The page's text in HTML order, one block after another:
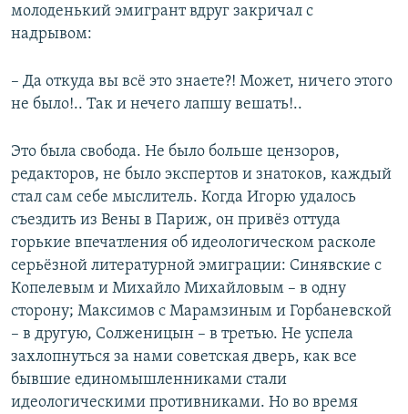
молоденький эмигрант вдруг закричал с
надрывом:
– Да откуда вы всё это знаете?! Может, ничего этого
не было!.. Так и нечего лапшу вешать!..
Это была свобода. Не было больше цензоров,
редакторов, не было экспертов и знатоков, каждый
стал сам себе мыслитель. Когда Игорю удалось
съездить из Вены в Париж, он привёз оттуда
горькие впечатления об идеологическом расколе
серьёзной литературной эмиграции: Синявские с
Копелевым и Михайло Михайловым – в одну
сторону; Максимов с Марамзиным и Горбаневской
– в другую, Солженицын – в третью. Не успела
захлопнуться за нами советская дверь, как все
бывшие единомышленниками стали
идеологическими противниками. Но во время